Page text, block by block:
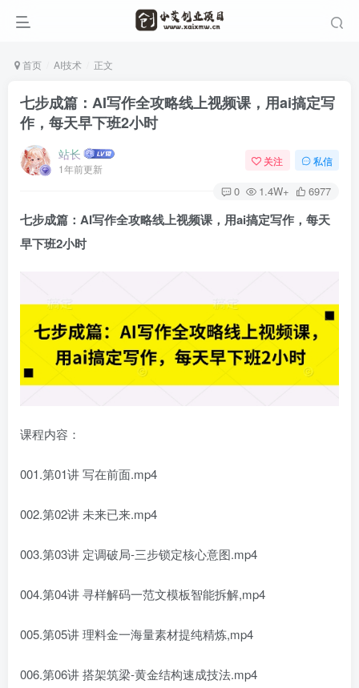
首页 AI技术 正文
七步成篇：AI写作全攻略线上视频课，用ai搞定写
作，每天早下班2小时
站长
1年前更新
关注 私信
0 1.4W+ 6977
七步成篇： AI写作全攻略线上视频课，用ai搞定写作，每天
早下班2小时
课程内容：
001.第01讲 写在前面.mp4
002.第02讲 未来已来.mp4
003.第03讲 定调破局-三步锁定核心意图.mp4
004.第04讲 寻样解码一范文模板智能拆解,mp4
005.第05讲 理料金一海量素材提纯精炼,mp4
006.第06讲 搭架筑梁-黄金结构速成技法.mp4